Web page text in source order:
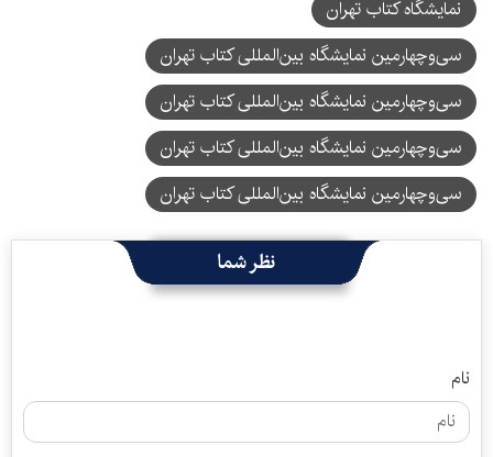
نمایشگاه کتاب تهران
سی‌و‌چهارمین نمایشگاه بین‌المللی کتاب تهران
سی‌وچهارمین نمایشگاه بین‌المللی کتاب تهران
سی‌وچهارمین نمایشگاه بین‌المللی کتاب تهران
سی‌‌وچهارمین نمایشگاه بین‌المللی کتاب تهران
نظر شما
نام